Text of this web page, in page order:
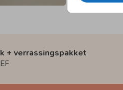
+ verrassingspakket